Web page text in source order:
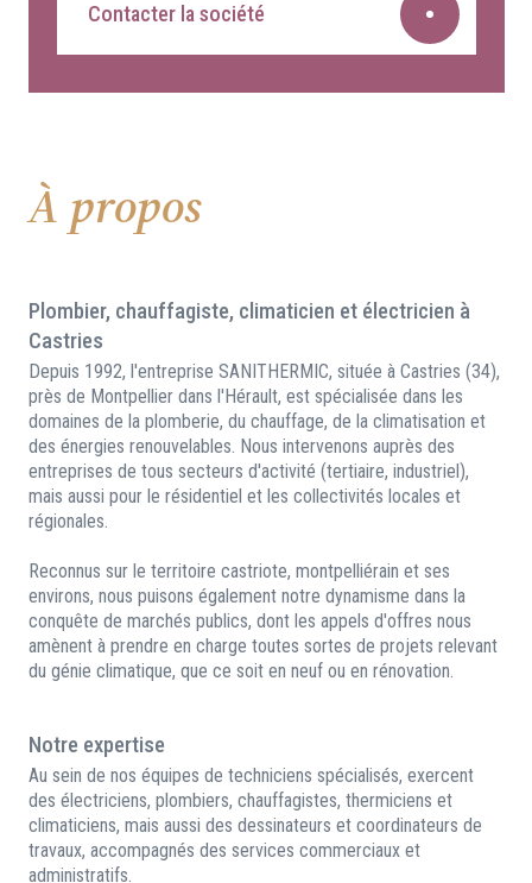
Contacter la société
À propos
Plombier, chauffagiste, climaticien et électricien à
Castries
Depuis 1992, l'entreprise SANITHERMIC, située à Castries (34),
près de Montpellier dans l'Hérault, est spécialisée dans les
domaines de la plomberie, du chauffage, de la climatisation et
des énergies renouvelables. Nous intervenons auprès des
entreprises de tous secteurs d'activité (tertiaire, industriel),
mais aussi pour le résidentiel et les collectivités locales et
régionales.
Reconnus sur le territoire castriote, montpelliérain et ses
environs, nous puisons également notre dynamisme dans la
conquête de marchés publics, dont les appels d'offres nous
amènent à prendre en charge toutes sortes de projets relevant
du génie climatique, que ce soit en neuf ou en rénovation.
Notre expertise
Au sein de nos équipes de techniciens spécialisés, exercent
des électriciens, plombiers, chauffagistes, thermiciens et
climaticiens, mais aussi des dessinateurs et coordinateurs de
travaux, accompagnés des services commerciaux et
administratifs.